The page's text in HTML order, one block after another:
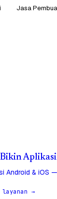
Jasa
Bikin
Android & iOS
→